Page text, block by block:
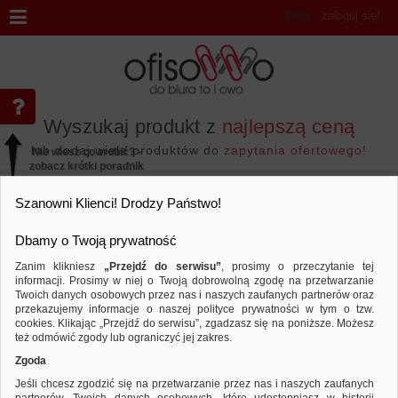
Wyszukaj produkt z najlepszą ceną
lub dodaj wiele produktów do zapytania ofertowego!
Witaj ,
Marka DONAU PROFESSIONAL
Porównaj Sortuj według
Nie wiesz co zrobić? -
zobacz krótki poradnik
Szanowni Klienci! Drodzy Państwo!
Dbamy o Twoją prywatność
Zanim klikniesz „Przejdź do serwisu”, prosimy o przeczytanie tej
informacji. Prosimy w niej o Twoją dobrowolną zgodę na przetwarzanie
Twoich danych osobowych przez nas i naszych zaufanych partnerów oraz
przekazujemy informacje o naszej polityce prywatności w tym o tzw.
cookies. Klikając „Przejdź do serwisu”, zgadzasz się na poniższe. Możesz
też odmówić zgody lub ograniczyć jej zakres.
Zgoda
Jeśli chcesz zgodzić się na przetwarzanie przez nas i naszych zaufanych